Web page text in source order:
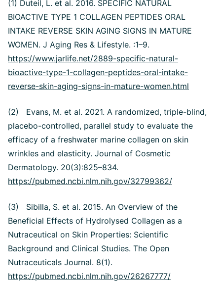
(1) Duteil, L. et al. 2016. SPECIFIC NATURAL
BIOACTIVE TYPE 1 COLLAGEN PEPTIDES ORAL
INTAKE REVERSE SKIN AGING SIGNS IN MATURE
WOMEN. J Aging Res & Lifestyle. :1–9.
https://www.jarlife.net/2889-specific-natural-
bioactive-type-1-collagen-peptides-oral-intake-
reverse-skin-aging-signs-in-mature-women.html
(2) Evans, M. et al. 2021. A randomized, triple-blind,
placebo-controlled, parallel study to evaluate the
efficacy of a freshwater marine collagen on skin
wrinkles and elasticity. Journal of Cosmetic
Dermatology. 20(3):825–834.
https://pubmed.ncbi.nlm.nih.gov/32799362/
(3) Sibilla, S. et al. 2015. An Overview of the
Beneficial Effects of Hydrolysed Collagen as a
Nutraceutical on Skin Properties: Scientific
Background and Clinical Studies. The Open
Nutraceuticals Journal. 8(1).
https://pubmed.ncbi.nlm.nih.gov/26267777/